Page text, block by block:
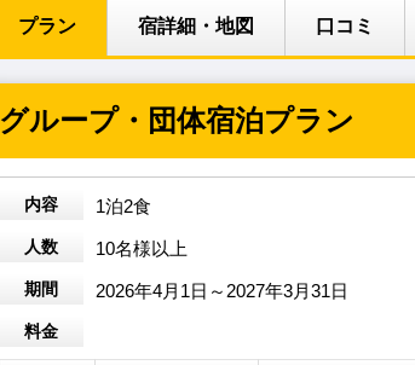
プラン 宿詳細・地図 口コミ
グループ・団体宿泊プラン
内容 1泊2食
人数 10名様以上
期間 2026年4月1日～2027年3月31日
料金